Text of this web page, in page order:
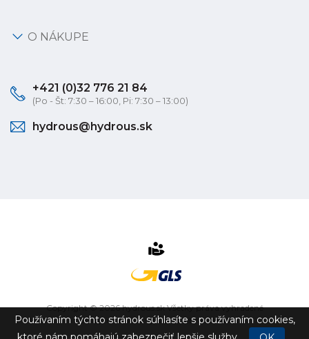
O NÁKUPE
+421 (0)32 776 21 84
(Po - Št: 7:30 – 16:00, Pi: 7:30 – 13:00)
hydrous@hydrous.sk
Copyright © 2026 hydrous.sk Všetky práva vyhradené
eshop na mieruvytvorilovibration.sk
Používaním týchto stránok súhlasíte s používaním cookies,